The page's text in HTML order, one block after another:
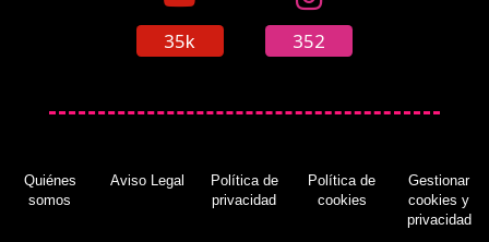
35k 352
Quiénes
somos
Aviso Legal
Política de
privacidad
Política de
cookies
Gestionar
cookies y
privacidad